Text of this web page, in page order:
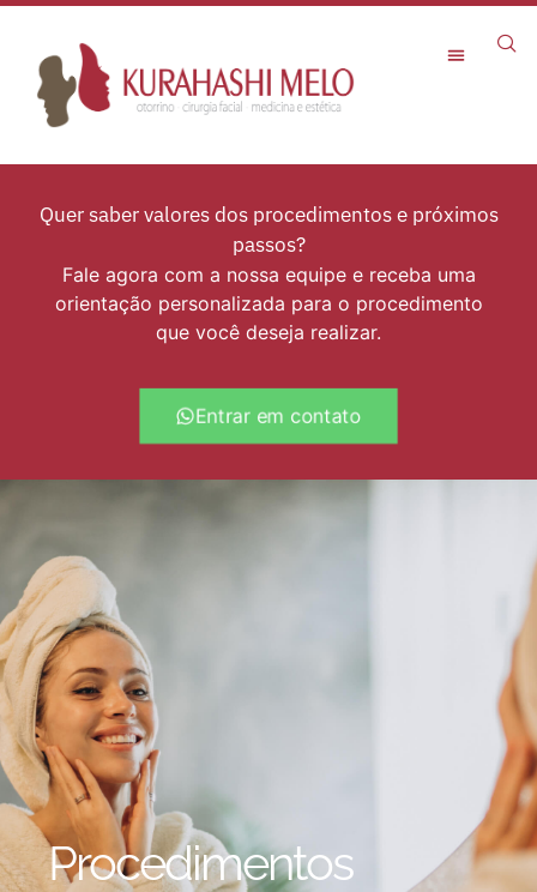
Quer saber valores dos procedimentos e próximos
passos?
Fale agora com a nossa equipe e receba uma
orientação personalizada para o procedimento
que você deseja realizar.
Entrar em contato
Procedimentos